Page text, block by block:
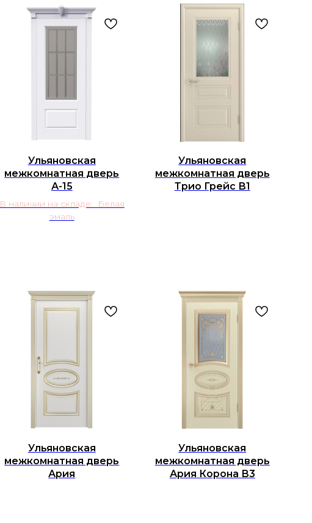
Ульяновская
межкомнатная дверь
А-15
В наличии на складе: Белая
эмаль
Ульяновская
межкомнатная дверь
Трио Грейс В1
Ульяновская
межкомнатная дверь
Ария
Ульяновская
межкомнатная дверь
Ария Корона В3